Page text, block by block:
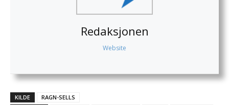
Redaksjonen
Website
KILDE
RAGN-SELLS